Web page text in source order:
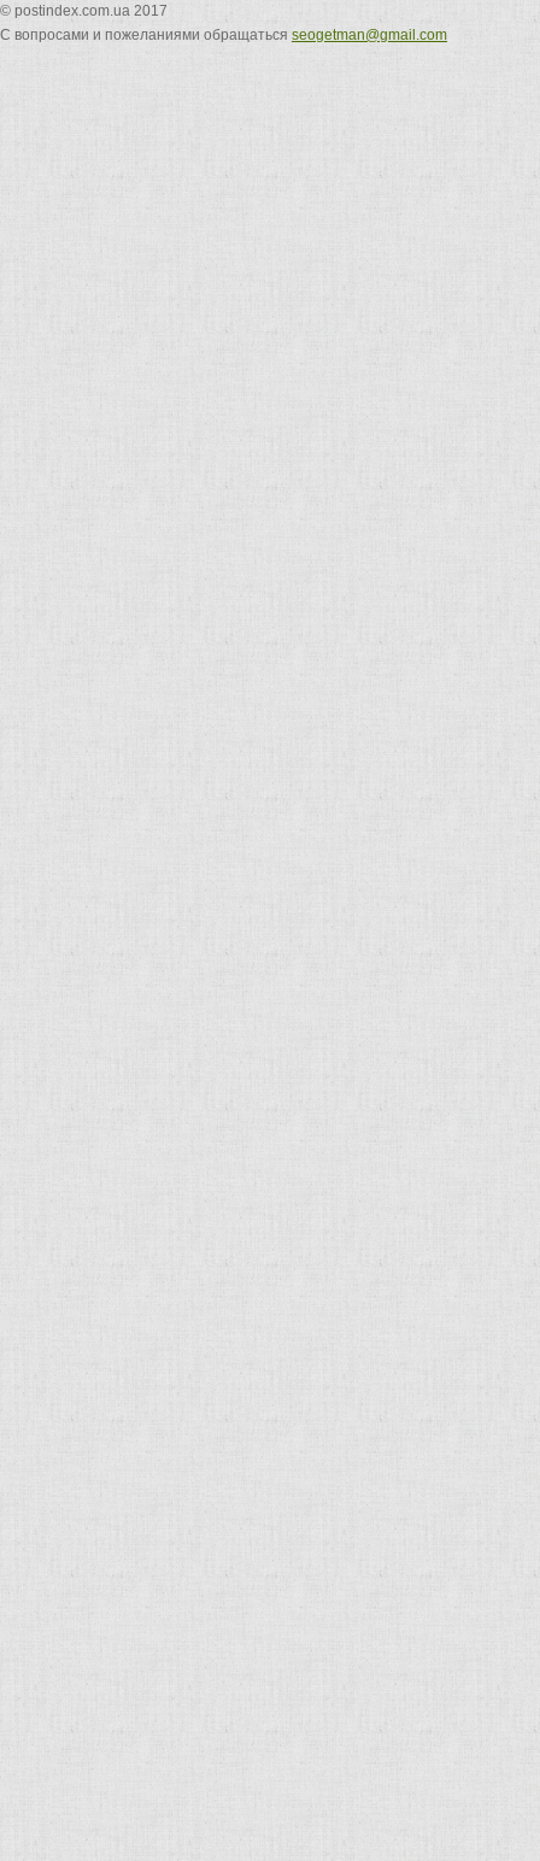
© postindex.com.ua 2017
С вопросами и пожеланиями обращаться seogetman@gmail.com